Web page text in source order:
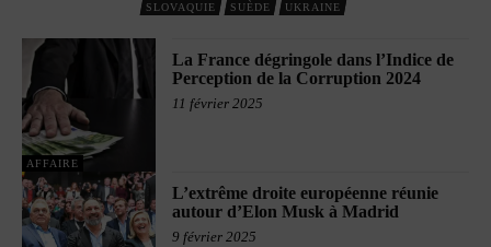
SLOVAQUIE
SUÈDE UKRAINE
AFFAIRE
La France dégringole dans l’Indice de
Perception de la Corruption 2024
11 février 2025
L’extrême droite européenne réunie
autour d’Elon Musk à Madrid
9 février 2025